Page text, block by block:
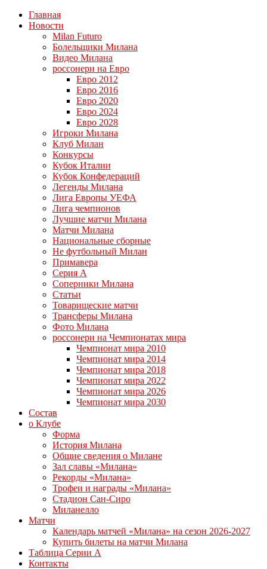
Главная
Новости
Milan Futuro
Болельщики Милана
Видео Милана
россонери на Евро
Евро 2012
Евро 2016
Евро 2020
Евро 2024
Евро 2028
Игроки Милана
Клуб Милан
Конкурсы
Кубок Италии
Кубок Конфедераций
Легенды Милана
Лига Европы УЕФА
Лига чемпионов
Лучшие матчи Милана
Матчи Милана
Национальные сборные
Не футбольный Милан
Примавера
Серия А
Соперники Милана
Статьи
Товарищеские матчи
Трансферы Милана
Фото Милана
россонери на Чемпионатах мира
Чемпионат мира 2010
Чемпионат мира 2014
Чемпионат мира 2018
Чемпионат мира 2022
Чемпионат мира 2026
Чемпионат мира 2030
Состав
о Клубе
Форма
История Милана
Общие сведения о Милане
Зал славы «Милана»
Рекорды «Милана»
Трофеи и награды «Милана»
Стадион Сан-Сиро
Миланелло
Матчи
Календарь матчей «Милана» на сезон 2026-2027
Купить билеты на матчи Милана
Таблица Серии А
Контакты